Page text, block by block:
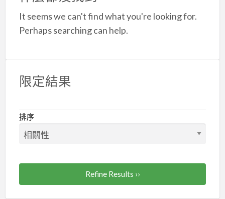
It seems we can't find what you're looking for.
Perhaps searching can help.
限定結果
排序
Refine Results ››